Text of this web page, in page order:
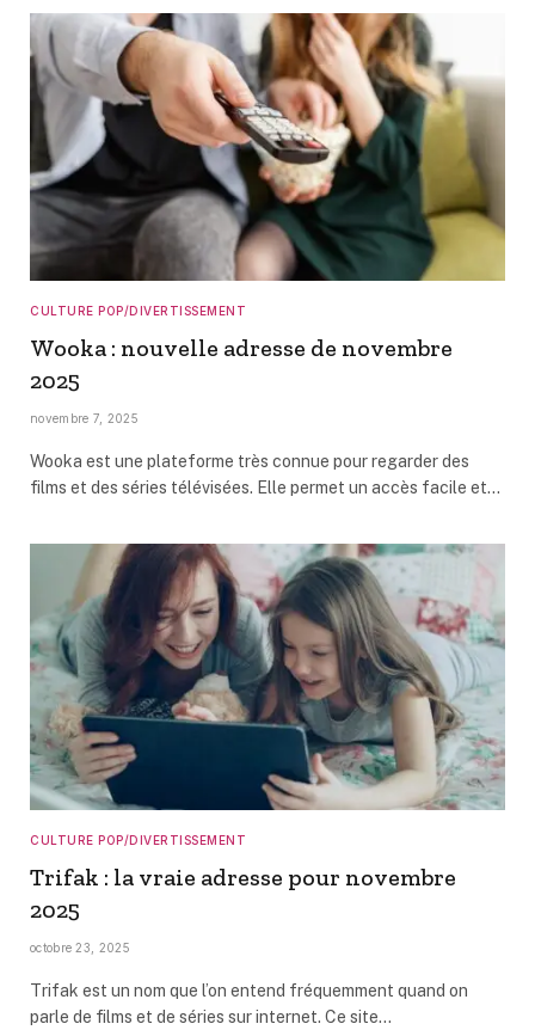
CULTURE POP/DIVERTISSEMENT
Wooka : nouvelle adresse de novembre
2025
novembre 7, 2025
Wooka est une plateforme très connue pour regarder des
films et des séries télévisées. Elle permet un accès facile et…
CULTURE POP/DIVERTISSEMENT
Trifak : la vraie adresse pour novembre
2025
octobre 23, 2025
Trifak est un nom que l’on entend fréquemment quand on
parle de films et de séries sur internet. Ce site…